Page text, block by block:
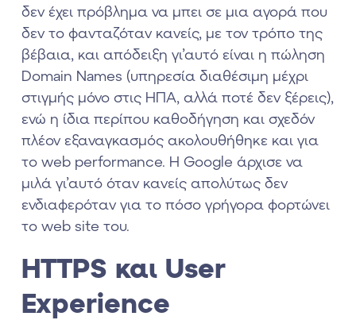
δεν έχει πρόβλημα να μπει σε μια αγορά που
δεν το φανταζόταν κανείς, με τον τρόπο της
βέβαια, και απόδειξη γι’αυτό είναι η πώληση
Domain Names (υπηρεσία διαθέσιμη μέχρι
στιγμής μόνο στις ΗΠΑ, αλλά ποτέ δεν ξέρεις),
ενώ η ίδια περίπου καθοδήγηση και σχεδόν
πλέον εξαναγκασμός ακολουθήθηκε και για
το web performance. H Google άρχισε να
μιλά γι’αυτό όταν κανείς απολύτως δεν
ενδιαφερόταν για το πόσο γρήγορα φορτώνει
το web site του.
HTTPS και User
Experience